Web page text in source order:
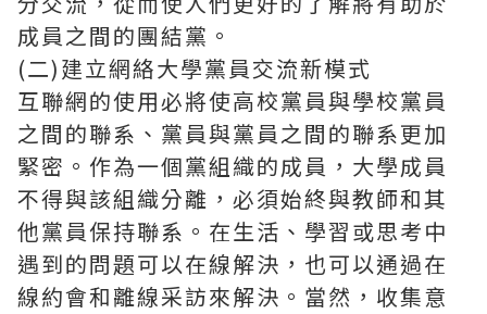
成員之間的團結黨。
(二)建立網絡大學黨員交流新模式
互聯網的使用必將使高校黨員與學校黨員
之間的聯系、黨員與黨員之間的聯系更加
緊密。作為一個黨組織的成員，大學成員
不得與該組織分離，必須始終與教師和其
他黨員保持聯系。在生活、學習或思考中
遇到的問題可以在線解決，也可以通過在
線約會和離線采訪來解決。當然，收集意